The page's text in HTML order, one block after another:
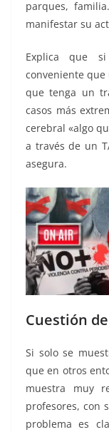
parques,
manifestar su
Explica que
conveniente
que tenga un
casos más
cerebral «algo
a través de un
asegura.
Cuestión
Si solo se
que en otros
muestra muy
profesores, con
problema es